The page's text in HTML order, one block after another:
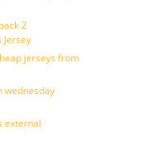
2
Jersey
jerseys from
wednesday
external